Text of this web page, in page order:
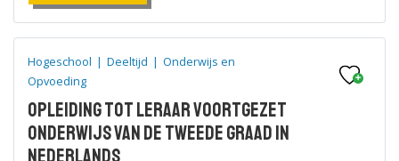
Hogeschool | Deeltijd | Onderwijs en
Opvoeding
Opleiding tot leraar voortgezet
onderwijs van de tweede graad in